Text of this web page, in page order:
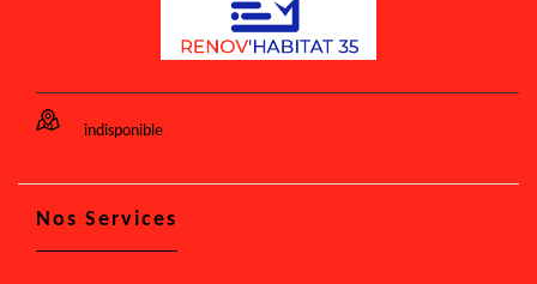
indisponible
Nos Services